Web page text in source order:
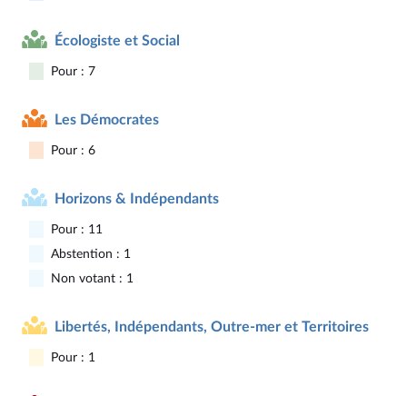
Écologiste et Social
Pour : 7
Les Démocrates
Pour : 6
Horizons & Indépendants
Pour : 11
Abstention : 1
Non votant : 1
Libertés, Indépendants, Outre-mer et Territoires
Pour : 1